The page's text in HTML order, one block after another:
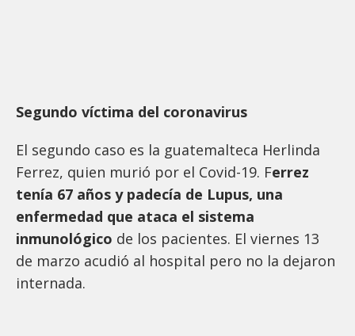
Segundo víctima del coronavirus
El segundo caso es la guatemalteca Herlinda
Ferrez, quien murió por el Covid-19. Ferrez
tenía 67 años y padecía de Lupus, una
enfermedad que ataca el sistema
inmunológico de los pacientes. El viernes 13
de marzo acudió al hospital pero no la dejaron
internada.